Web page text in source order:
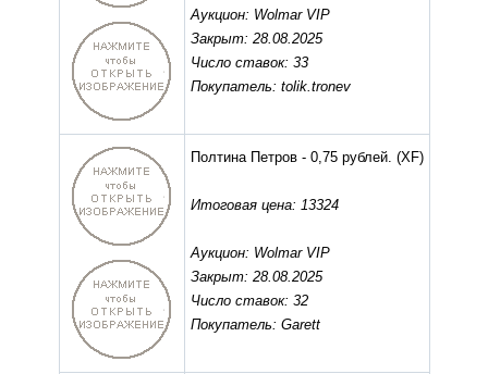
Аукцион: Wolmar VIP
Закрыт: 28.08.2025
Число ставок: 33
Покупатель: tolik.tronev
Полтина Петров - 0,75 рублей. (XF)
Итоговая цена: 13324
Аукцион: Wolmar VIP
Закрыт: 28.08.2025
Число ставок: 32
Покупатель: Garett